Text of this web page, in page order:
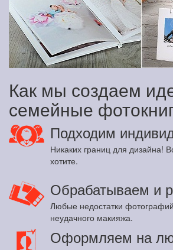
Как мы создаем
семейные
Подходим
Никаких границ для дизайна!
хотите.
Обрабатываем и
Любые недостатки
неудачного макияжа.
Оформляем на